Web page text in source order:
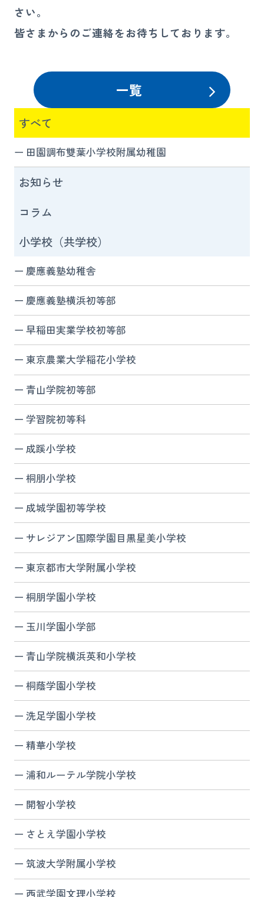
すべて
田園調布雙葉小学校附属幼稚園
お知らせ
コラム
小学校（共学校）
慶應義塾幼稚舎
慶應義塾横浜初等部
早稲田実業学校初等部
東京農業大学稲花小学校
青山学院初等部
学習院初等科
成蹊小学校
桐朋小学校
成城学園初等学校
サレジアン国際学園目黒星美小学校
東京都市大学附属小学校
桐朋学園小学校
玉川学園小学部
青山学院横浜英和小学校
桐蔭学園小学校
洗足学園小学校
精華小学校
浦和ルーテル学院小学校
開智小学校
さとえ学園小学校
筑波大学附属小学校
西武学園文理小学校
さい。
皆さまからのご連絡をお待ちしております。
一覧